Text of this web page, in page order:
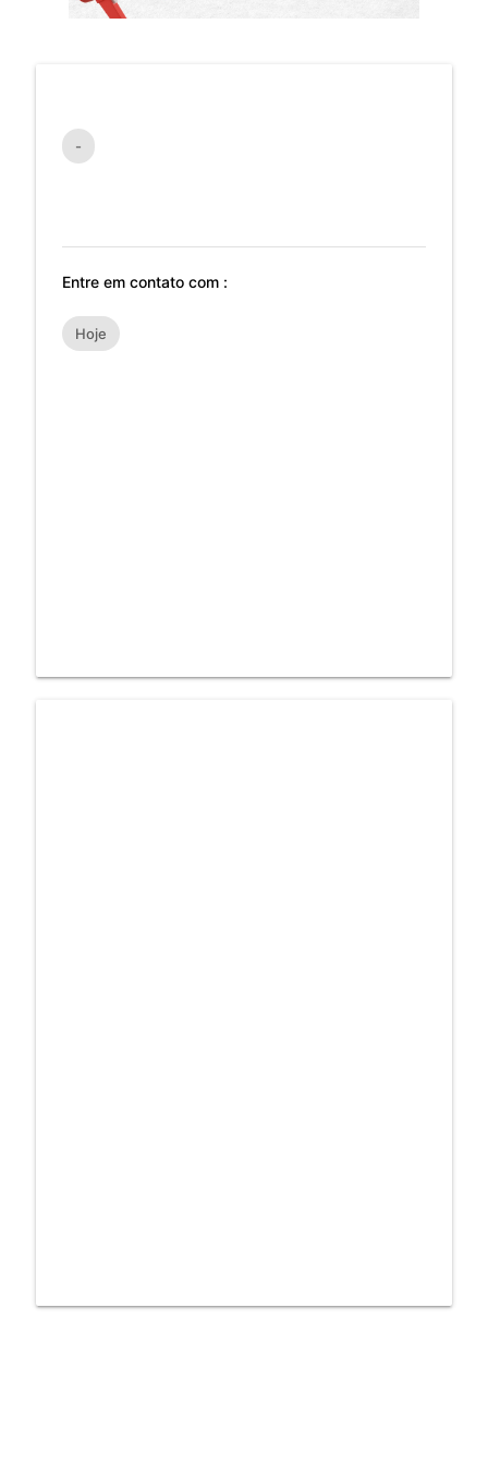
-
Entre em contato com :
Hoje